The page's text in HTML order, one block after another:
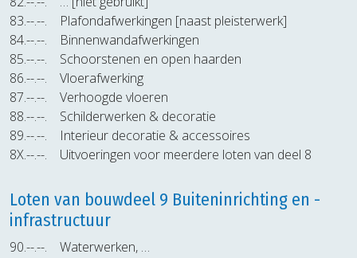
83.--.--.
Plafondafwerkingen [naast pleisterwerk]
84.--.--.
Binnenwandafwerkingen
85.--.--.
Schoorstenen en open haarden
86.--.--.
Vloerafwerking
87.--.--.
Verhoogde vloeren
88.--.--.
Schilderwerken & decoratie
89.--.--.
Interieur decoratie & accessoires
8X.--.--.
Uitvoeringen voor meerdere loten van deel 8
Loten van bouwdeel 9 Buiteninrichting en -
infrastructuur
90.--.--.
Waterwerken, …